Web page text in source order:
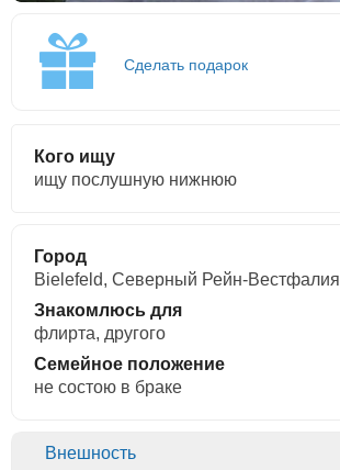
Сделать подарок
Кого ищу
ищу послушную нижнюю
Город
Bielefeld, Северный Рейн-Вестфалия
Знакомлюсь для
флирта, другого
Семейное положение
не состою в браке
Внешность